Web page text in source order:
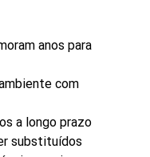
anos para
com
a longo prazo
substituídos